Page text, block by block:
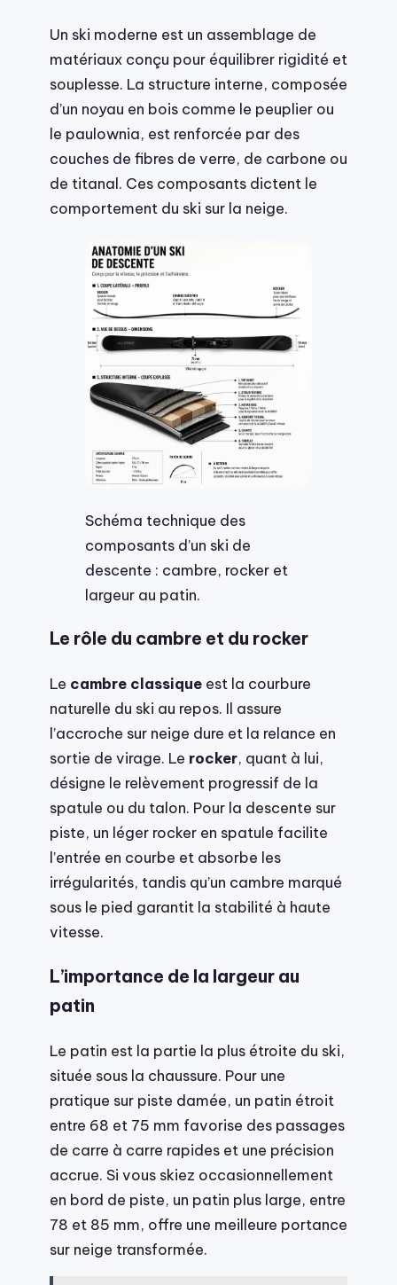
Un ski moderne est un assemblage de
matériaux conçu pour équilibrer rigidité et
souplesse. La structure interne, composée
d’un noyau en bois comme le peuplier ou
le paulownia, est renforcée par des
couches de fibres de verre, de carbone ou
de titanal. Ces composants dictent le
comportement du ski sur la neige.
Schéma technique des
composants d’un ski de
descente : cambre, rocker et
largeur au patin.
Le rôle du cambre et du rocker
Le cambre classique est la courbure
naturelle du ski au repos. Il assure
l’accroche sur neige dure et la relance en
sortie de virage. Le rocker, quant à lui,
désigne le relèvement progressif de la
spatule ou du talon. Pour la descente sur
piste, un léger rocker en spatule facilite
l’entrée en courbe et absorbe les
irrégularités, tandis qu’un cambre marqué
sous le pied garantit la stabilité à haute
vitesse.
L’importance de la largeur au
patin
Le patin est la partie la plus étroite du ski,
située sous la chaussure. Pour une
pratique sur piste damée, un patin étroit
entre 68 et 75 mm favorise des passages
de carre à carre rapides et une précision
accrue. Si vous skiez occasionnellement
en bord de piste, un patin plus large, entre
78 et 85 mm, offre une meilleure portance
sur neige transformée.